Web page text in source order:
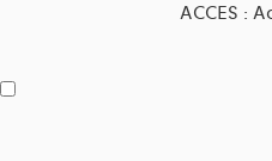
ACCES :